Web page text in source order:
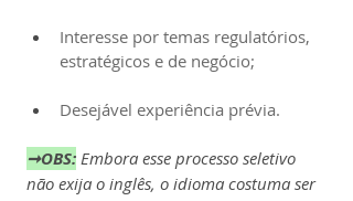
Interesse por temas regulatórios,
estratégicos e de negócio;
Desejável experiência prévia.
➞OBS: Embora esse processo seletivo
não exija o inglês, o idioma costuma ser